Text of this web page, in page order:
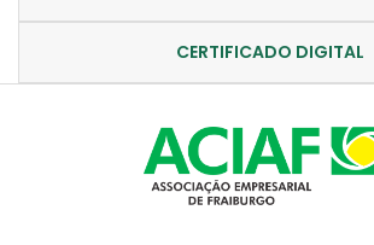
CERTIFICADO DIGITAL